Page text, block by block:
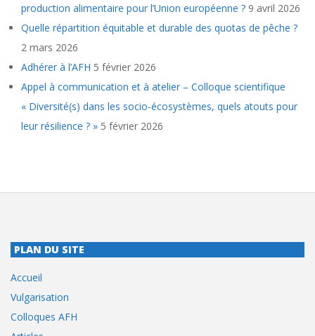
production alimentaire pour l’Union européenne ? 9 avril 2026
Quelle répartition équitable et durable des quotas de pêche ?
2 mars 2026
Adhérer à l’AFH 5 février 2026
Appel à communication et à atelier – Colloque scientifique
« Diversité(s) dans les socio-écosystèmes, quels atouts pour
leur résilience ? » 5 février 2026
PLAN DU SITE
Accueil
Vulgarisation
Colloques AFH